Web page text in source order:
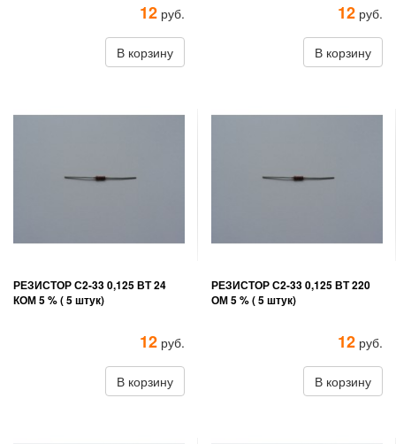
12 руб.
В корзину
12 руб.
В корзину
РЕЗИСТОР С2-33 0,125 ВТ 24
КОМ 5 % ( 5 штук)
12 руб.
В корзину
РЕЗИСТОР С2-33 0,125 ВТ 220
ОМ 5 % ( 5 штук)
12 руб.
В корзину